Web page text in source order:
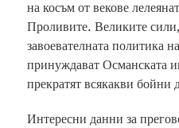
на косъм от векове
Проливите. Великите
завоевателната политика
принуждават Османската
прекратят всякакви бойни
Интересни данни за